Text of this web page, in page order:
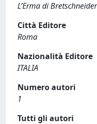
L’Erma di Bretschneider
Città Editore
Roma
Nazionalità Editore
ITALIA
Numero autori
1
Tutti gli autori